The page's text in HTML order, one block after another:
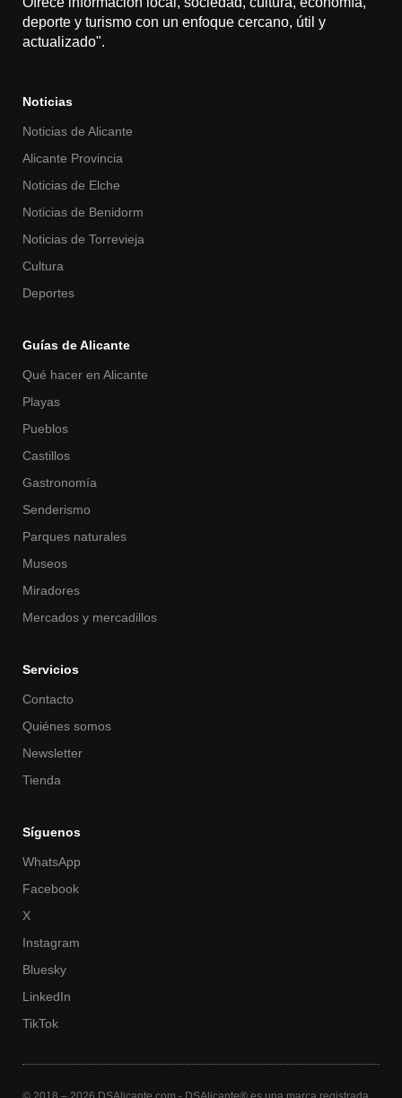
deporte y turismo con un enfoque cercano, útil y
actualizado".
Noticias
Noticias de Alicante
Alicante Provincia
Noticias de Elche
Noticias de Benidorm
Noticias de Torrevieja
Cultura
Deportes
Guías de Alicante
Qué hacer en Alicante
Playas
Pueblos
Castillos
Gastronomía
Senderismo
Parques naturales
Museos
Miradores
Mercados y mercadillos
Servicios
Contacto
Quiénes somos
Newsletter
Tienda
Síguenos
WhatsApp
Facebook
X
Instagram
Bluesky
LinkedIn
TikTok